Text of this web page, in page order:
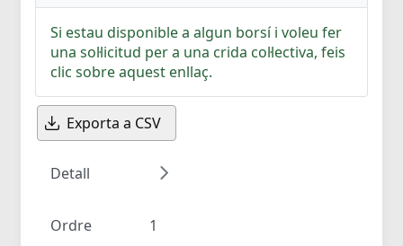
Si estau disponible a algun borsí i voleu fer
una sol·licitud per a una crida col·lectiva, feis
clic sobre aquest enllaç.
Exporta a CSV
Detall
Ordre 1